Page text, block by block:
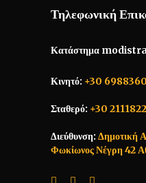
Τηλεφωνική
Κατάστημα
Κινητό: +30
Σταθερό: +30
Διεύθυνση: Δημοτική
Φωκίωνος Νέγρη 42